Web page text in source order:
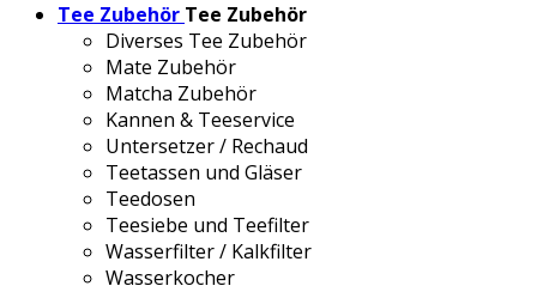
Tee Zubehör Tee Zubehör
Diverses Tee Zubehör
Mate Zubehör
Matcha Zubehör
Kannen & Teeservice
Untersetzer / Rechaud
Teetassen und Gläser
Teedosen
Teesiebe und Teefilter
Wasserfilter / Kalkfilter
Wasserkocher